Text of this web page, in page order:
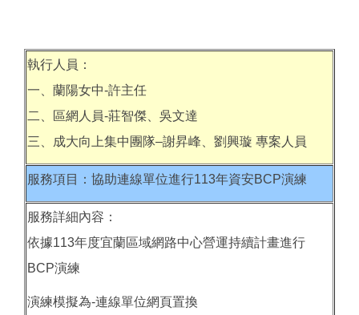
執行人員：
一、蘭陽女中-許主任
二、區網人員-莊智傑、吳文達
三、成大向上集中團隊–謝昇峰、劉興璇 專案人員
服務項目：協助連線單位進行113年資安BCP演練
服務詳細內容：
依據113年度宜蘭區域網路中心營運持續計畫進行
BCP演練
演練模擬為-連線單位網頁置換